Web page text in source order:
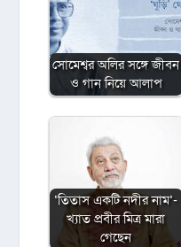
সোমেশ্বর অলির সঙ্গে জীবন
ও গান নিয়ে আলাপ
‘তিতাস একটি নদীর নাম’-
খ্যাত প্রবীর মিত্র মারা
গেছেন